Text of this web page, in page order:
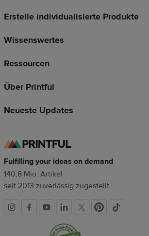
Erstelle individualisierte Produkte
Wissenswertes
Ressourcen
Über Printful
Neueste Updates
Fulfilling your ideas on demand
140,8 Mio. Artikel
seit 2013 zuverlässig zugestellt.
Soziale
Vertrauenssiegel